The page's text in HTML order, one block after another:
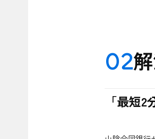
02
「最短